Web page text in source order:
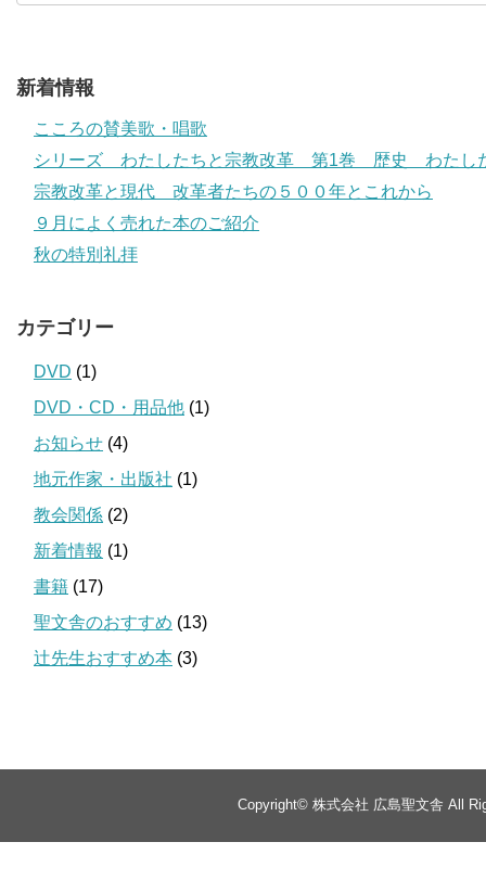
新着情報
こころの賛美歌・唱歌
シリーズ わたしたちと宗教改革 第1巻 歴史 わたし
宗教改革と現代 改革者たちの５００年とこれから
９月によく売れた本のご紹介
秋の特別礼拝
カテゴリー
DVD (1)
DVD・CD・用品他 (1)
お知らせ (4)
地元作家・出版社 (1)
教会関係 (2)
新着情報 (1)
書籍 (17)
聖文舎のおすすめ (13)
辻先生おすすめ本 (3)
Copyright© 株式会社 広島聖文舎 All